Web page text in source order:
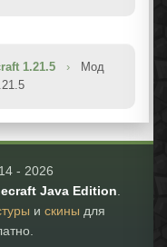
1.21.5 ›
Мод
- 2026
Java Edition.
и скины для